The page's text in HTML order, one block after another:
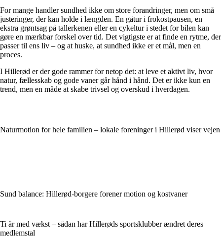
For mange handler sundhed ikke om store forandringer, men om små
justeringer, der kan holde i længden. En gåtur i frokostpausen, en
ekstra grøntsag på tallerkenen eller en cykeltur i stedet for bilen kan
gøre en mærkbar forskel over tid. Det vigtigste er at finde en rytme, der
passer til ens liv – og at huske, at sundhed ikke er et mål, men en
proces.
I Hillerød er der gode rammer for netop det: at leve et aktivt liv, hvor
natur, fællesskab og gode vaner går hånd i hånd. Det er ikke kun en
trend, men en måde at skabe trivsel og overskud i hverdagen.
Naturmotion for hele familien – lokale foreninger i Hillerød viser vejen
Sund balance: Hillerød-borgere forener motion og kostvaner
Ti år med vækst – sådan har Hillerøds sportsklubber ændret deres
medlemstal